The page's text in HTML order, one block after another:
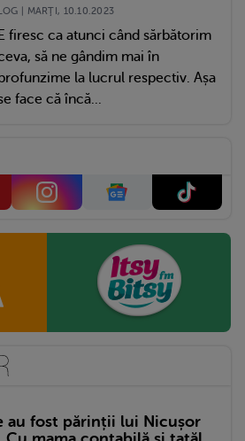
| MARŢI, 10.10.2023
E firesc ca atunci când sărbătorim
să ne gândim mai în
la lucrul respectiv. Așa
face că încă...
au fost părinții lui Nicușor